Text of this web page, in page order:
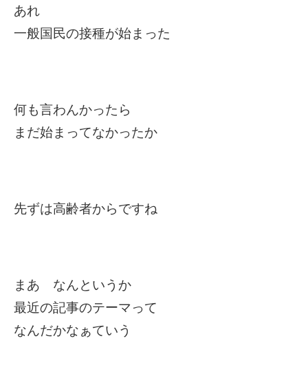
あれ
一般国民の接種が始まった
何も言わんかったら
まだ始まってなかったか
先ずは高齢者からですね
まあ なんというか
最近の記事のテーマって
なんだかなぁていう